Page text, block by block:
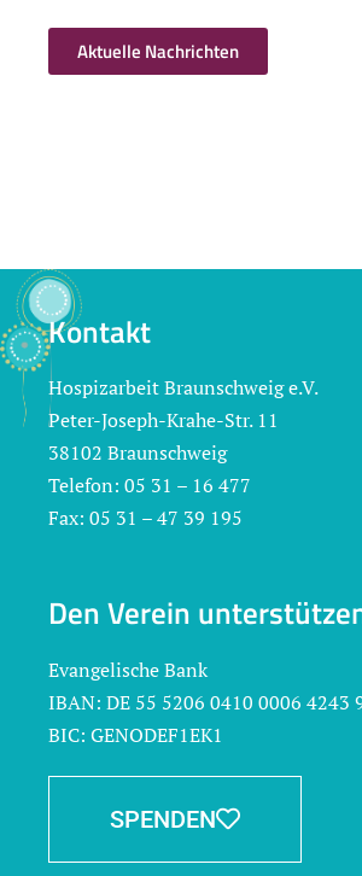
Aktuelle Nachrichten
Kontakt
Hospizarbeit Braunschweig e.V.
Peter-Joseph-Krahe-Str. 11
38102 Braunschweig
Telefon: 05 31 – 16 477
Fax: 05 31 – 47 39 195
Den Verein
Evangelische Bank
IBAN: DE 55 5206 0410 0006 4243
BIC: GENODEF1EK1
SPENDEN